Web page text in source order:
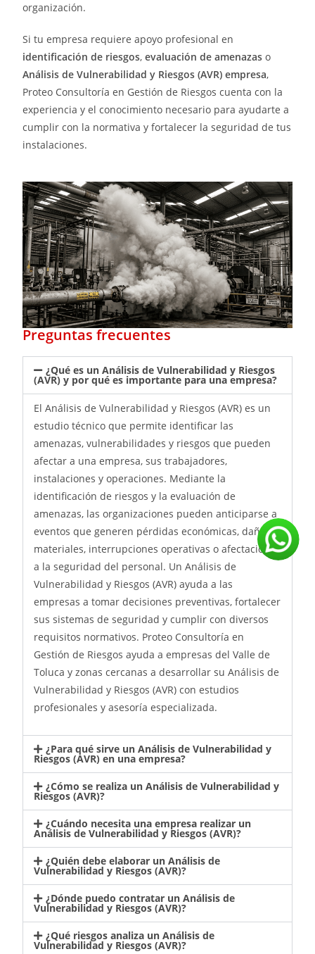
organización.
Si tu empresa requiere apoyo profesional en
identificación de riesgos,evaluación de amenazas o
Análisis de Vulnerabilidad y Riesgos (AVR) empresa,
Proteo Consultoría en Gestión de Riesgos cuenta con la
experiencia y el conocimiento necesario para ayudarte a
cumplir con la normativa y fortalecer la seguridad de tus
instalaciones.
Preguntas frecuentes
¿Qué es un Análisis de Vulnerabilidad y Riesgos
(AVR) y por qué es importante para una empresa?
El Análisis de Vulnerabilidad y Riesgos (AVR) es un
estudio técnico que permite identificar las
amenazas, vulnerabilidades y riesgos que pueden
afectar a una empresa, sus trabajadores,
instalaciones y operaciones. Mediante la
identificación de riesgos y la evaluación de
amenazas, las organizaciones pueden anticiparse a
eventos que generen pérdidas económicas, daños
materiales, interrupciones operativas o afectaciones
a la seguridad del personal. Un Análisis de
Vulnerabilidad y Riesgos (AVR) ayuda a las
empresas a tomar decisiones preventivas, fortalecer
sus sistemas de seguridad y cumplir con diversos
requisitos normativos. Proteo Consultoría en
Gestión de Riesgos ayuda a empresas del Valle de
Toluca y zonas cercanas a desarrollar su Análisis de
Vulnerabilidad y Riesgos (AVR) con estudios
profesionales y asesoría especializada.
¿Para qué sirve un Análisis de Vulnerabilidad y
Riesgos (AVR) en una empresa?
¿Cómo se realiza un Análisis de Vulnerabilidad y
Riesgos (AVR)?
¿Cuándo necesita una empresa realizar un
Análisis de Vulnerabilidad y Riesgos (AVR)?
¿Quién debe elaborar un Análisis de
Vulnerabilidad y Riesgos (AVR)?
¿Dónde puedo contratar un Análisis de
Vulnerabilidad y Riesgos (AVR)?
¿Qué riesgos analiza un Análisis de
Vulnerabilidad y Riesgos (AVR)?